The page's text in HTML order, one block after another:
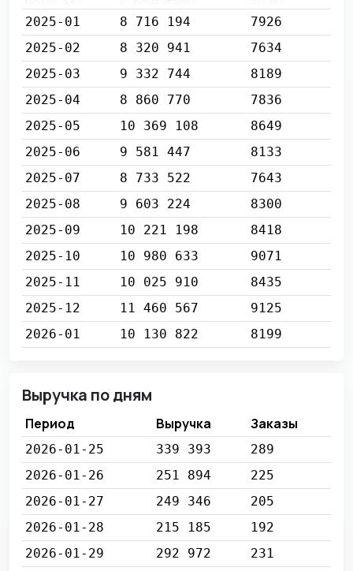
2025-01
8 716 194
7926
2025-02
8 320 941
7634
2025-03
9 332 744
8189
2025-04
8 860 770
7836
2025-05
10 369 108
8649
2025-06
9 581 447
8133
2025-07
8 733 522
7643
2025-08
9 603 224
8300
2025-09
10 221 198
8418
2025-10
10 980 633
9071
2025-11
10 025 910
8435
2025-12
11 460 567
9125
2026-01
10 130 822 8199
Выручка по дням
Период Выручка Заказы
2026-01-25 339 393
289
2026-01-26
251 894
225
2026-01-27
249 346
205
2026-01-28
215 185
192
2026-01-29
292 972
231